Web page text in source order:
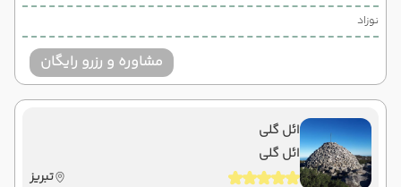
نوزاد
مشاوره و رزرو رایگان
ائل گلی
ائل گلی
تبریز